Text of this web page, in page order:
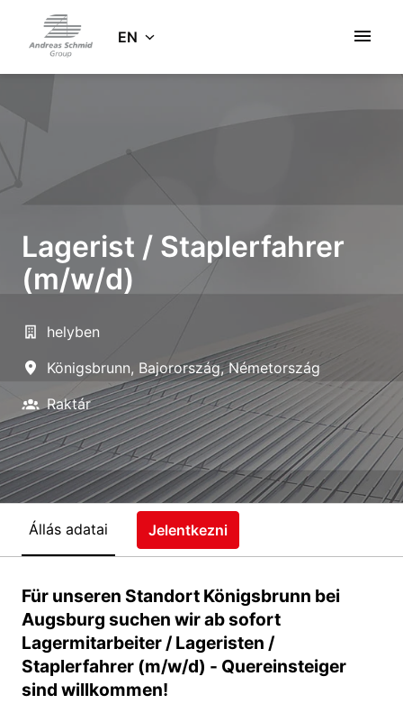
contentHomepage EN
Lagerist / Staplerfahrer
(m/w/d)
helyben
Königsbrunn, Bajorország, Németország
Raktár
Állás adatai Jelentkezni
Für unseren Standort Königsbrunn bei
Augsburg suchen wir ab sofort
Lagermitarbeiter / Lageristen /
Staplerfahrer (m/w/d) - Quereinsteiger
sind willkommen!